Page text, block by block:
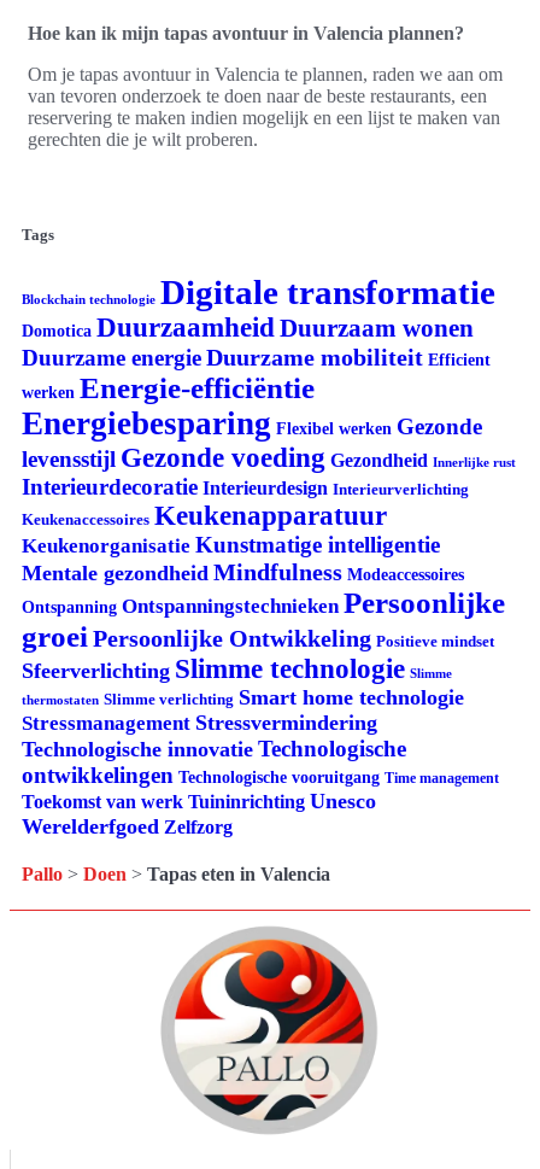
Hoe kan ik mijn tapas avontuur in Valencia plannen?
Om je tapas avontuur in Valencia te plannen, raden we aan om
van tevoren onderzoek te doen naar de beste restaurants, een
reservering te maken indien mogelijk en een lijst te maken van
gerechten die je wilt proberen.
Tags
Blockchain technologie Digitale transformatie
Domotica Duurzaamheid Duurzaam wonen
Duurzame energieDuurzame mobiliteit Efficient
werken Energie-efficiëntie
Energiebesparing Flexibel werken Gezonde
levensstijl Gezonde voeding Gezondheid Innerlijke rust
Interieurdecoratie Interieurdesign Interieurverlichting
Keukenaccessoires Keukenapparatuur
Keukenorganisatie Kunstmatige intelligentie
Mentale gezondheid Mindfulness Modeaccessoires
Ontspanning Ontspanningstechnieken Persoonlijke
groei Persoonlijke Ontwikkeling Positieve mindset
Sfeerverlichting Slimme technologie Slimme
thermostaten Slimme verlichting Smart home technologie
Stressmanagement Stressvermindering
Technologische innovatie Technologische
ontwikkelingen Technologische vooruitgang Time management
Toekomst van werk Tuininrichting Unesco
Werelderfgoed Zelfzorg
Pallo > Doen > Tapas eten in Valencia